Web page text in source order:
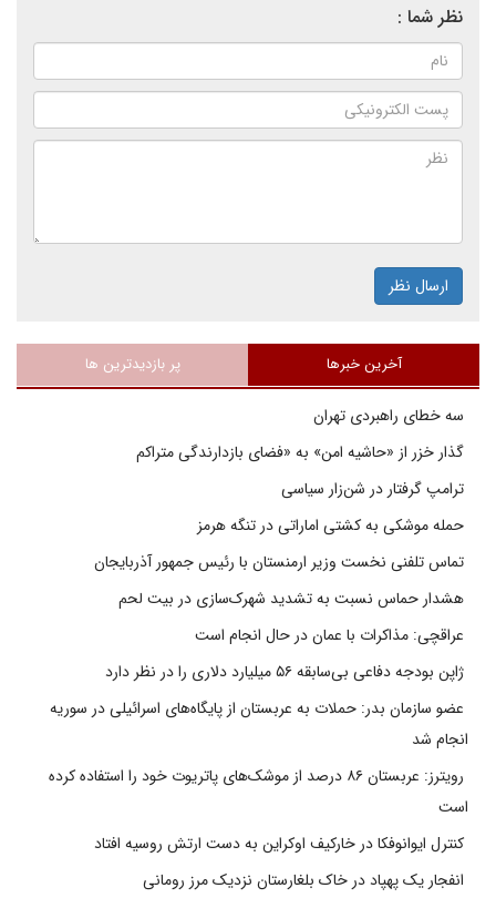
نظر شما :
ارسال نظر
آخرین خبرها پر بازدیدترین ها
سه خطای راهبردی تهران
گذار خزر از «حاشیه امن» به «فضای بازدارندگی متراکم
ترامپ گرفتار در شن‌زار سیاسی
حمله موشکی به کشتی اماراتی در تنگه هرمز
تماس تلفنی نخست وزیر ارمنستان با رئیس جمهور آذربایجان
هشدار حماس نسبت به تشدید شهرک‌سازی در بیت‌ لحم
عراقچی: مذاکرات با عمان در حال انجام است
ژاپن بودجه دفاعی بی‌سابقه ۵۶ میلیارد دلاری را در نظر دارد
عضو سازمان بدر: حملات به عربستان از پایگاه‌های اسرائیلی در سوریه
انجام شد
رویترز: عربستان ۸۶ درصد از موشک‌های پاتریوت خود را استفاده کرده
است
کنترل ایوانوفکا در خارکیف اوکراین به دست ارتش روسیه افتاد
انفجار یک پهپاد در خاک بلغارستان نزدیک مرز رومانی